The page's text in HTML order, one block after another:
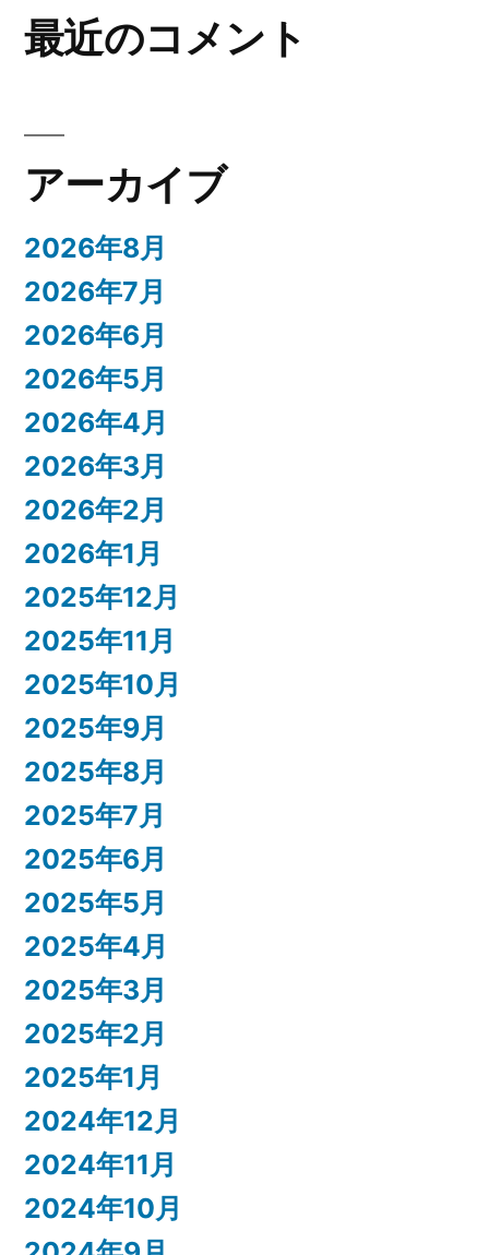
最近のコメント
アーカイブ
2026年8月
2026年7月
2026年6月
2026年5月
2026年4月
2026年3月
2026年2月
2026年1月
2025年12月
2025年11月
2025年10月
2025年9月
2025年8月
2025年7月
2025年6月
2025年5月
2025年4月
2025年3月
2025年2月
2025年1月
2024年12月
2024年11月
2024年10月